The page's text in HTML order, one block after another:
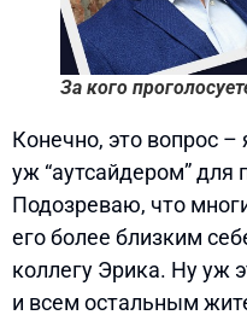
За кого
Конечно, это вопрос
уж “аутсайдером”
Подозреваю, что
его более близким
коллегу Эрика. Ну уж
и всем остальным